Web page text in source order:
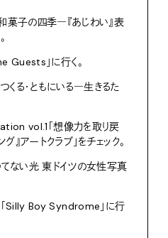
子の四季―『あじわい』表
Guests」に行く。
くる・ともにいる―生きるた
vol.1「想像力を取り戻
グ』アートクラブ」をチェック。
てない光 東ドイツの女性写真
Silly Boy Syndrome」に行